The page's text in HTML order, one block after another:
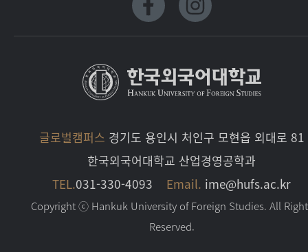
글로벌캠퍼스 경기도 용인시 처인구 모현읍 외대로 81
한국외국어대학교 산업경영공학과
TEL.031-330-4093 Email. ime@hufs.ac.kr
Copyright ⓒ Hankuk University of Foreign Studies. All
Reserved.